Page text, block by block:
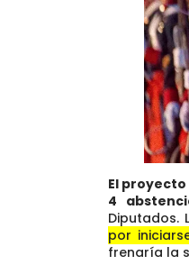
El
4
Diputados.
por
frenaría la